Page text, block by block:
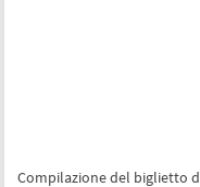
Compilazione del biglietto